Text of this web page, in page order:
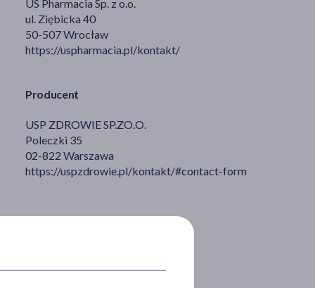
US Pharmacia Sp. z o.o.
ul. Ziębicka 40
50-507 Wrocław
https://uspharmacia.pl/kontakt/
Producent
USP ZDROWIE SP.ZO.O.
Poleczki 35
02-822 Warszawa
https://uspzdrowie.pl/kontakt/#contact-form